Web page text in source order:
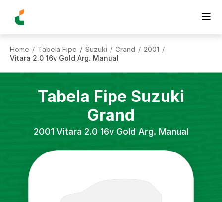
Home / Tabela Fipe / Suzuki / Grand / 2001 /
Vitara 2.0 16v Gold Arg. Manual
Tabela Fipe Suzuki
Grand
2001 Vitara 2.0 16v Gold Arg. Manual